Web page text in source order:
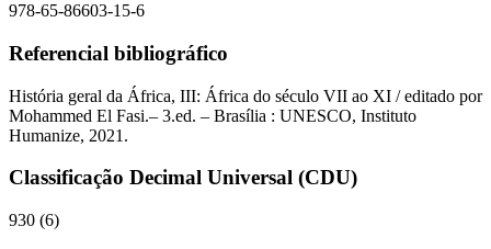
978-65-86603-15-6
Referencial bibliográfico
História geral da África, III: África do século VII ao XI / editado por
Mohammed El Fasi.– 3.ed. – Brasília : UNESCO, Instituto
Humanize, 2021.
Classificação Decimal Universal (CDU)
930 (6)